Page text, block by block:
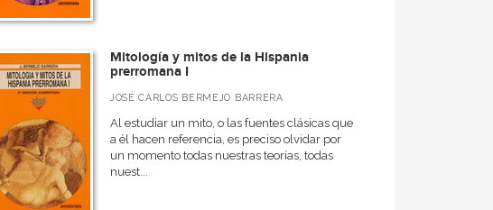
Mitología y mitos de la Hispania
prerromana I
JOSÉ CARLOS BERMEJO BARRERA
Al estudiar un mito, o las fuentes clásicas que
a él hacen referencia, es preciso olvidar por
un momento todas nuestras teorías, todas
nuest...